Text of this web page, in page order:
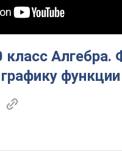
класс Алгебра.
графику